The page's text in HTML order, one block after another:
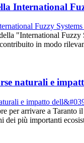
International
"International
in modo
naturali e
per arrivare a
dei più importanti